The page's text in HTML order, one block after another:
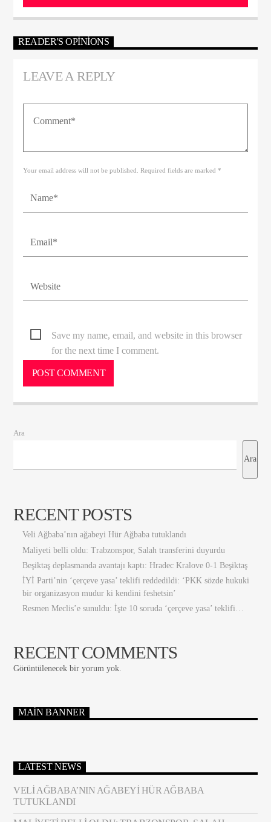
READER'S OPINIONS
LEAVE A REPLY
Your email address will not be published. Required fields are marked *
Save my name, email, and website in this browser
for the next time I comment.
Ara
Ara
RECENT POSTS
Veli Ağbaba’nın ağabeyi Hür Ağbaba tutuklandı
Maliyeti belli oldu: Trabzonspor, Salah transferini duyurdu
Beşiktaş deplasmanda avantajı kaptı: Hradec Kralove 0-1 Beşiktaş
İYİ Parti’nin ‘çerçeve yasa’ teklifi reddedildi: ‘PKK sözde hukuki
bir organizasyon mudur ki kendini feshetsin’
Resmen Meclis’e sunuldu: İşte 10 soruda ‘çerçeve yasa’ teklifi…
RECENT COMMENTS
Görüntülenecek bir yorum yok.
MAIN BANNER
LATEST NEWS
VELI AĞBABA’NIN AĞABEYI HÜR AĞBABA
TUTUKLANDI